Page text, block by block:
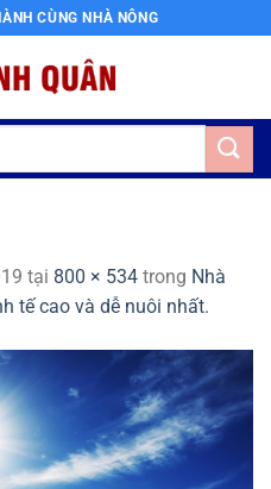
CÙNG NHÀ NÔNG
tại 800 × 534 trong Nhà
tế cao và dễ nuôi nhất.